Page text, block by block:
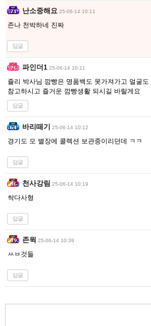
난소중해요 25-06-14 10:11
존나 천박하네 진짜
답글
파인더1 25-06-14 10:11
쥴리 박사님 깜빵은 명품백도 못가져가고 얼굴도
참고하시고 즐거운 깜빵생활 되시길 바랄게요
답글
바리떼기 25-06-14 10:12
경기도 모 별장에 콜렉션 보관중이리던데 ㅋㅋ
답글
천사강림 25-06-14 10:19
싹다사형
답글
존윅 25-06-14 10:39
ㅆㅂ것들
답글